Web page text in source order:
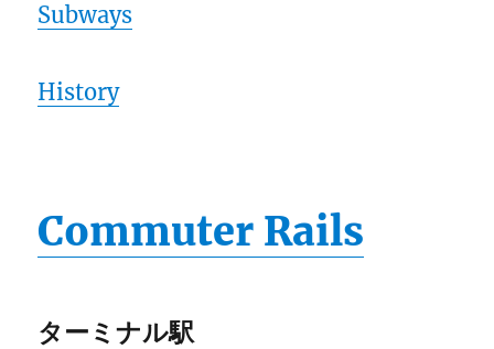
Subways
History
Commuter Rails
ターミナル駅